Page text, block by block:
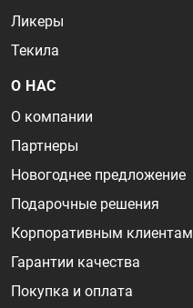
Ликеры
Текила
О НАС
О компании
Партнеры
Новогоднее предложение
Подарочные решения
Корпоративным клиентам
Гарантии качества
Покупка и оплата